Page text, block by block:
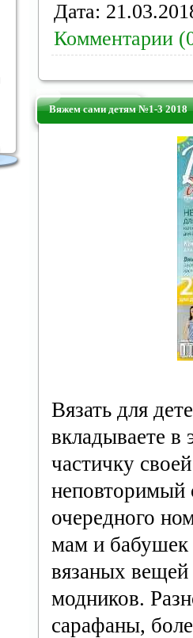
Дата:
Комментарии
Вяжем сами детям №1-3 2018
Вязать для
вкладываете в
частичку
неповторимый
очередного
мам и бабушек
вязаных
модников.
сарафаны,